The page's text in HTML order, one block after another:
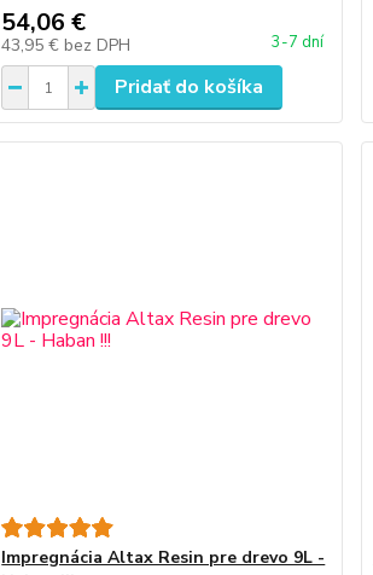
54,06 €
43,95 € bez DPH 3-7 dní
Pridať do košíka
Impregnácia Altax Resin pre drevo 9L -